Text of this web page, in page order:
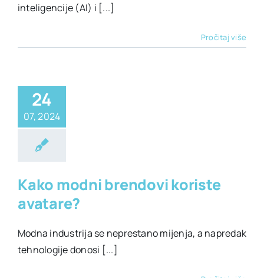
inteligencije (AI) i [...]
Pročitaj više
24
07, 2024
Kako modni brendovi koriste
avatare?
Modna industrija se neprestano mijenja, a napredak
tehnologije donosi [...]